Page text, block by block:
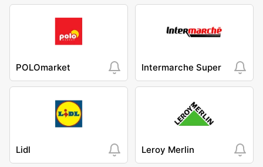
POLOmarket Intermarche Super
Lidl Leroy Merlin